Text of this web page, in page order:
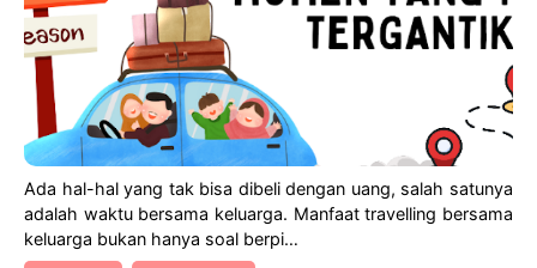
Ada hal-hal yang tak bisa dibeli dengan uang, salah satunya
adalah waktu bersama keluarga. Manfaat travelling bersama
keluarga bukan hanya soal berpi…